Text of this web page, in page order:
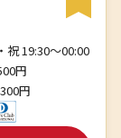
祝 19:30〜00:00
円
円